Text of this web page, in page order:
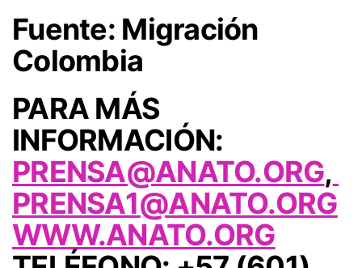
Fuente: Migración
Colombia
PARA MÁS
INFORMACIÓN:
PRENSA@ANATO.ORG,
PRENSA1@ANATO.ORG
WWW.ANATO.ORG